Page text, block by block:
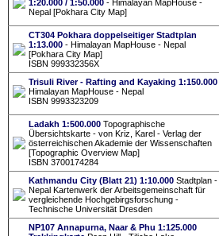
1:20.000 / 1:50.000 - Himalayan MapHouse -
Nepal [Pokhara City Map]
CT304 Pokhara doppelseitiger Stadtplan
1:13.000 - Himalayan MapHouse - Nepal
[Pokhara City Map]
ISBN 999332356X
Trisuli River - Rafting and Kayaking 1:150.000
Himalayan MapHouse - Nepal
ISBN 9993323209
Ladakh 1:500.000 Topographische
Übersichtskarte - von Kriz, Karel - Verlag der
österreichischen Akademie der Wissenschaften
[Topographic Overview Map]
ISBN 3700174284
Kathmandu City (Blatt 21) 1:10.000 Stadtplan -
Nepal Kartenwerk der Arbeitsgemeinschaft für
vergleichende Hochgebirgsforschung -
Technische Universität Dresden
NP107 Annapurna, Naar & Phu 1:125.000